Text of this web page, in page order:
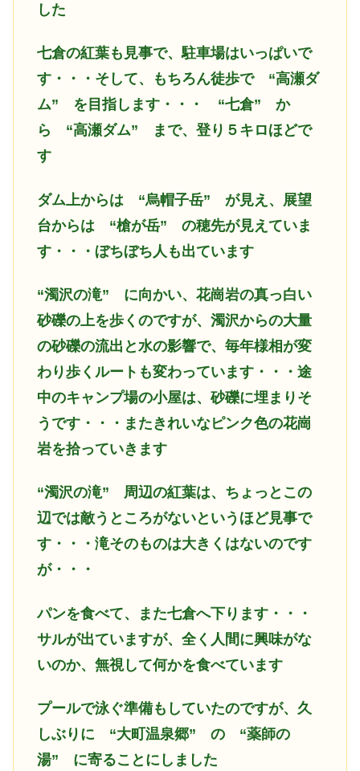
した
七倉の紅葉も見事で、駐車場はいっぱいで
す・・・そして、もちろん徒歩で
“高瀬ダ
ム” を目指します・・・ “七倉” か
ら “高瀬ダム” まで、登り５キロほどで
す
ダム上からは
“烏帽子岳” が見え、展望
台からは “槍が岳” の穂先が見えていま
す・・・ぼちぼち人も出ています
“濁沢の滝”
に向かい、花崗岩の真っ白い
砂礫の上を歩くのですが、濁沢からの大量
の砂礫の流出と水の影響で、毎年様相が変
わり歩くルートも変わっています・・・途
中のキャンプ場の小屋は、砂礫に埋まりそ
うです・・・またきれいなピンク色の花崗
岩を拾っていきます
“濁沢の滝”
周辺の紅葉は、ちょっとこの
辺では敵うところがないというほど見事で
す・・・滝そのものは大きくはないのです
が・・・
パンを食べて、また七倉へ下ります・・・
サルが出ていますが、全く人間に興味がな
いのか、無視して何かを食べています
プールで泳ぐ準備もしていたのですが、久
しぶりに
“大町温泉郷” の “薬師の
湯” に寄ることにしました